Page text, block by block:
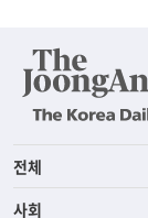
전체
사회